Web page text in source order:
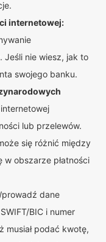
internetowej:
Jeśli nie wiesz, jak to
swojego banku.
lub przelewów.
się różnić między
w obszarze płatności
dane
BIC i numer
musiał podać kwotę,